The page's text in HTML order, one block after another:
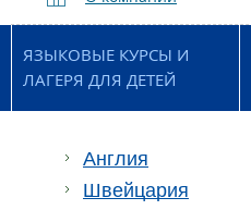
ЯЗЫКОВЫЕ КУРСЫ И
ЛАГЕРЯ ДЛЯ ДЕТЕЙ
Англия
Швейцария